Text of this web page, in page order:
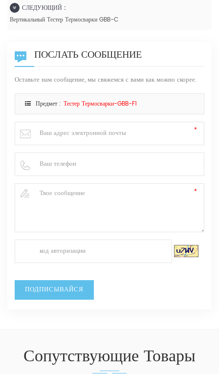
СЛЕДУЮЩИЙ :
Вертикальный Тестер Термосварки GBB-C
ПОСЛАТЬ СООБЩЕНИЕ
Оставьте нам сообщение, мы свяжемся с вами как можно скорее.
Предмет : Тестер Термосварки-GBB-F1
Сопутствующие Товары